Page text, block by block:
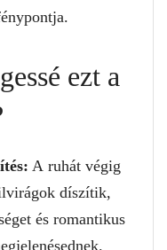
ezt a
A ruhát végig
díszítik,
és romantikus